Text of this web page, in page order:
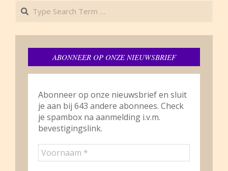
Search
ABONNEER OP ONZE NIEUWSBRIEF
Abonneer op onze nieuwsbrief en sluit
je aan bij 643 andere abonnees. Check
je spambox na aanmelding i.v.m.
bevestigingslink.